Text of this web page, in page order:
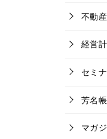
不動
経営
セミ
芳名
マガ